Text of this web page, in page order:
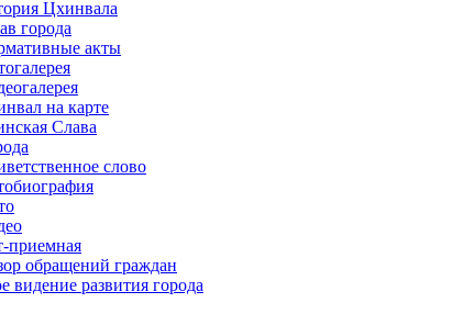
Цхинвала
города
акты
на карте
Слава
слово
приемная
обращений граждан
видение развития города